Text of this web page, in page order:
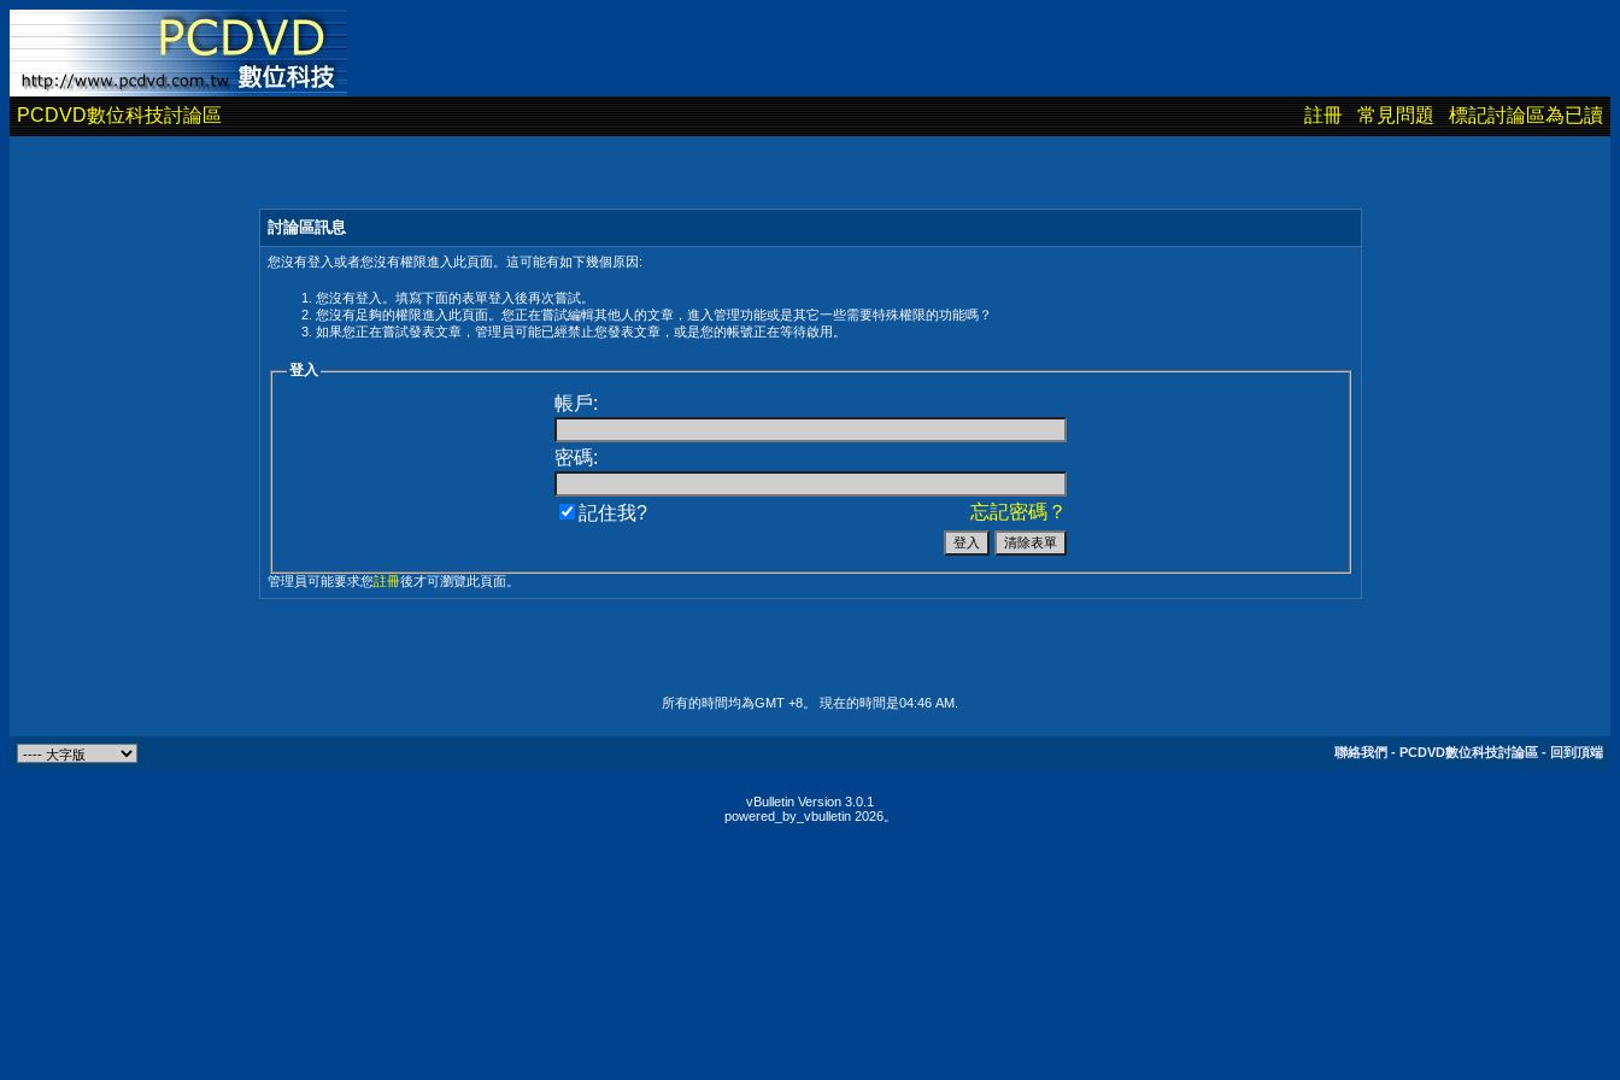
PCDVD數位科技討論區 註冊 常見問題 標記討論區為已讀
討論區訊息
您沒有登入或者您沒有權限進入此頁面。這可能有如下幾個原因:
您沒有登入。填寫下面的表單登入後再次嘗試。
您沒有足夠的權限進入此頁面。您正在嘗試編輯其他人的文章，進入管理功能或是其它一些需要特殊權限的功能嗎？
如果您正在嘗試發表文章，管理員可能已經禁止您發表文章，或是您的帳號正在等待啟用。
登入
帳戶:
密碼:
忘記密碼？
記住我?
管理員可能要求您註冊後才可瀏覽此頁面。
所有的時間均為GMT +8。 現在的時間是04:46 AM
聯絡我們 - PCDVD數位科技討論區 - 回到頂端
vBulletin Version 3.0.1
powered_by_vbulletin 2026。